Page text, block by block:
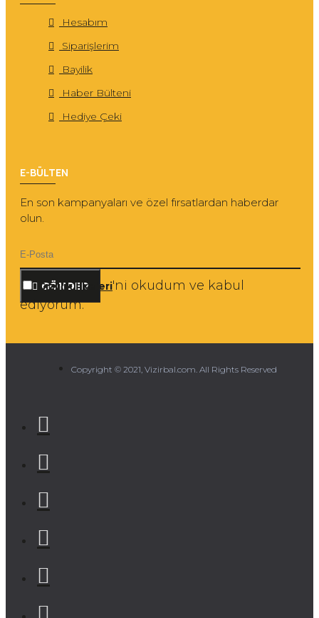
Hesabım
Siparişlerim
Bayilik
Haber Bülteni
Hediye Çeki
E-BÜLTEN
En son kampanyaları ve özel fırsatlardan haberdar
olun.
GÖNDER
Gizlilik İlkeleri'ni okudum ve kabul
ediyorum.
Copyright © 2021, Vizirbal.com. All Rights Reserved